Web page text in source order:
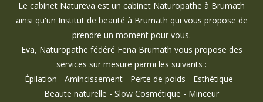
Le cabinet Natureva est un cabinet Naturopathe à Brumath
ainsi qu'un Institut de beauté à Brumath qui vous propose de
prendre un moment pour vous.
Eva, Naturopathe fédéré Fena Brumath vous propose des
services sur mesure parmi les suivants :
Épilation - Amincissement - Perte de poids - Esthétique -
Beaute naturelle - Slow Cosmétique - Minceur